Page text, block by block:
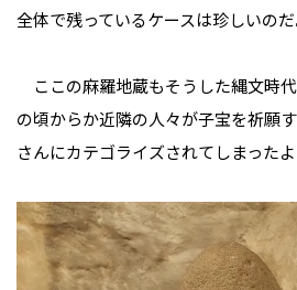
全体で残っているケースは珍しいのだ
ここの麻羅地蔵もそうした縄文時
の頃からか近隣の人々が子宝を祈願
さんにカテゴライズされてしまったよ